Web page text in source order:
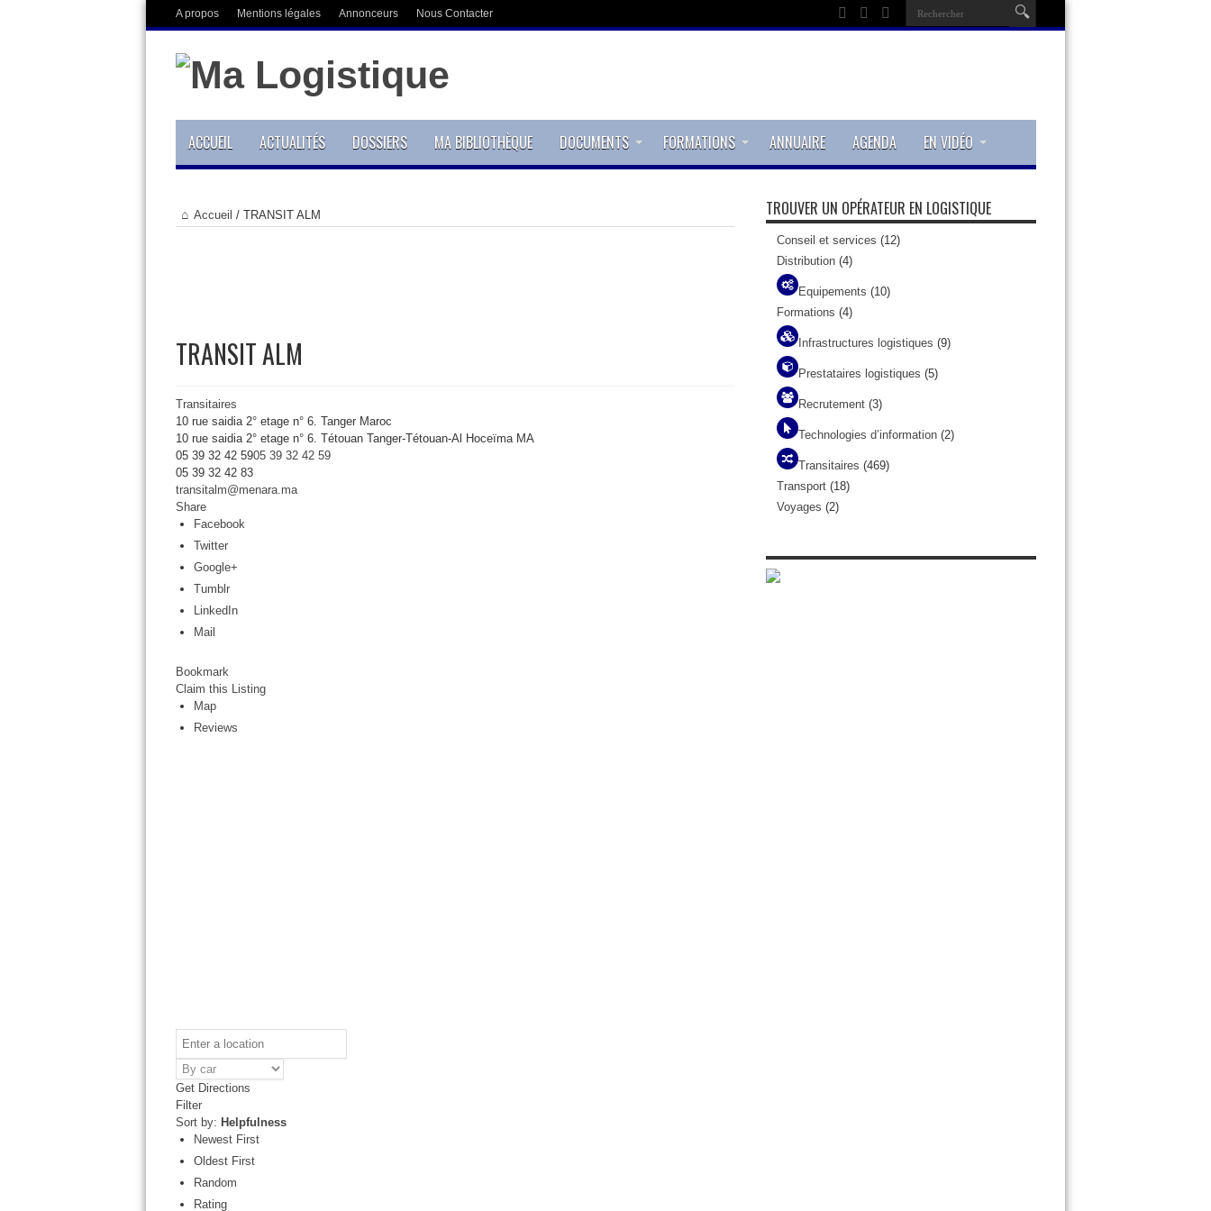
A propos Mentions légales Annonceurs Nous Contacter
ACCUEIL ACTUALITÉS DOSSIERS MA BIBLIOTHÈQUE DOCUMENTS FORMATIONS ANNUAIRE AGENDA EN VIDÉO
Accueil / TRANSIT ALM
TRANSIT ALM
Transitaires
10 rue saidia 2° etage n° 6. Tanger Maroc
10 rue saidia 2° etage n° 6. Tétouan Tanger-Tétouan-Al Hoceïma MA
05 39 32 42 5905 39 32 42 59
05 39 32 42 83
transitalm@menara.ma
Share
Facebook
Twitter
Google+
Tumblr
LinkedIn
Mail
Bookmark
Claim this Listing
Map
Reviews
Get Directions
Filter
Sort by: Helpfulness
Newest First
Oldest First
Random
Rating
TROUVER UN OPÉRATEUR EN LOGISTIQUE
Conseil et services (12)
Distribution(4)
Equipements (10)
Formations (4)
Infrastructures logistiques (9)
Prestataires logistiques (5)
Recrutement(3)
Technologies d’information(2)
Transitaires (469)
Transport(18)
Voyages (2)